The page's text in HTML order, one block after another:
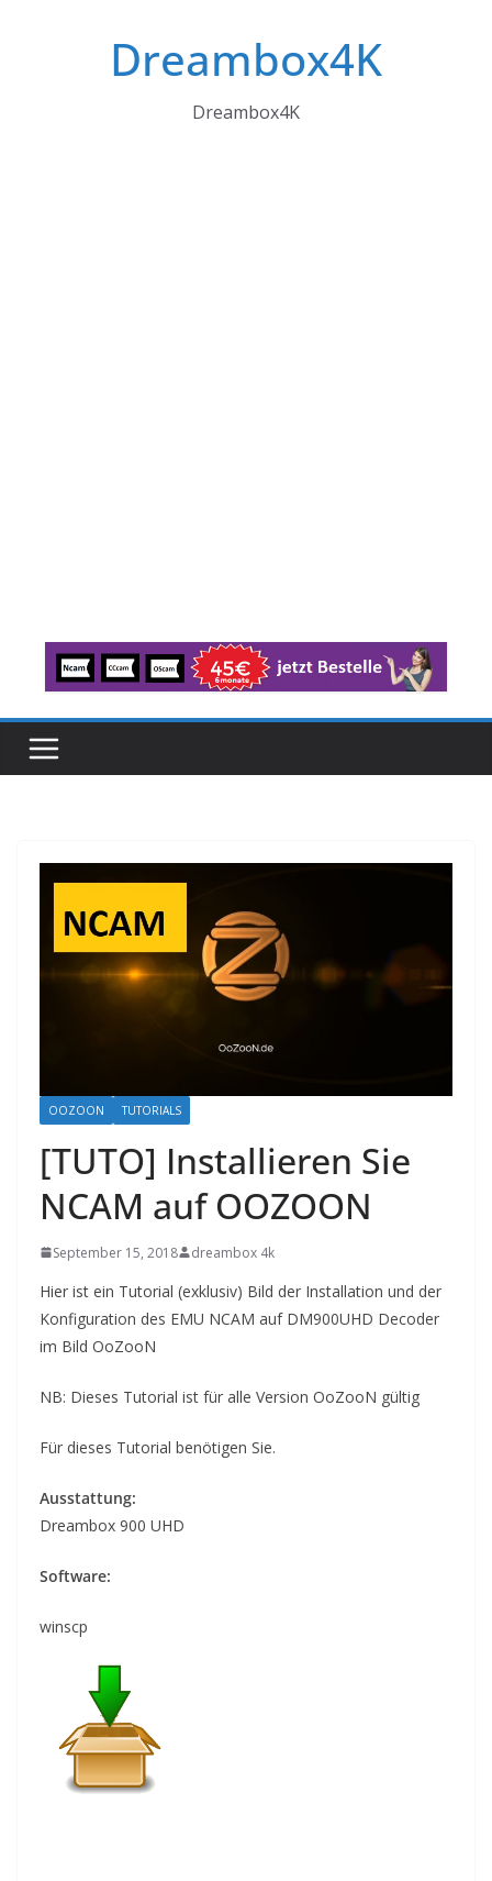
Dreambox4K
Dreambox4K
OOZOON TUTORIALS
[TUTO] Installieren Sie
NCAM auf OOZOON
September 15, 2018 dreambox 4k
Hier ist ein Tutorial (exklusiv) Bild der Installation und der
Konfiguration des EMU NCAM auf DM900UHD Decoder
im Bild OoZooN
NB: Dieses Tutorial ist für alle Version OoZooN gültig
Für dieses Tutorial benötigen Sie.
Ausstattung:
Dreambox 900 UHD
Software:
winscp